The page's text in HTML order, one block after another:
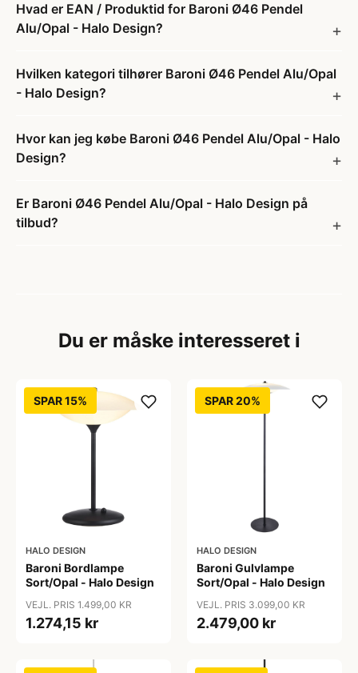
Hvad er EAN / Produktid for Baroni Ø46 Pendel
Alu/Opal - Halo Design?
Hvilken kategori tilhører Baroni Ø46 Pendel Alu/Opal
- Halo Design?
Hvor kan jeg købe Baroni Ø46 Pendel Alu/Opal - Halo
Design?
Er Baroni Ø46 Pendel Alu/Opal - Halo Design på
tilbud?
Du er måske interesseret i
SPAR 15%
HALO DESIGN
Baroni Bordlampe
Sort/Opal - Halo Design
VEJL. PRIS 1.499,00 KR
1.274,15 kr
SPAR 20%
HALO DESIGN
Baroni Gulvlampe
Sort/Opal - Halo Design
VEJL. PRIS 3.099,00 KR
2.479,00 kr